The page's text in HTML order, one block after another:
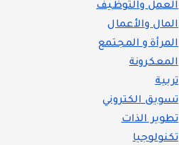
العمل والتوظيف
المال والأعمال
المرأة و المجتمع
المعكرونة
تربية
تسويق الكتروني
تطوير الذات
تكنولوجيا